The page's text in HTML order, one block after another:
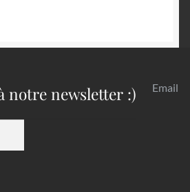
notre newsletter :) Email